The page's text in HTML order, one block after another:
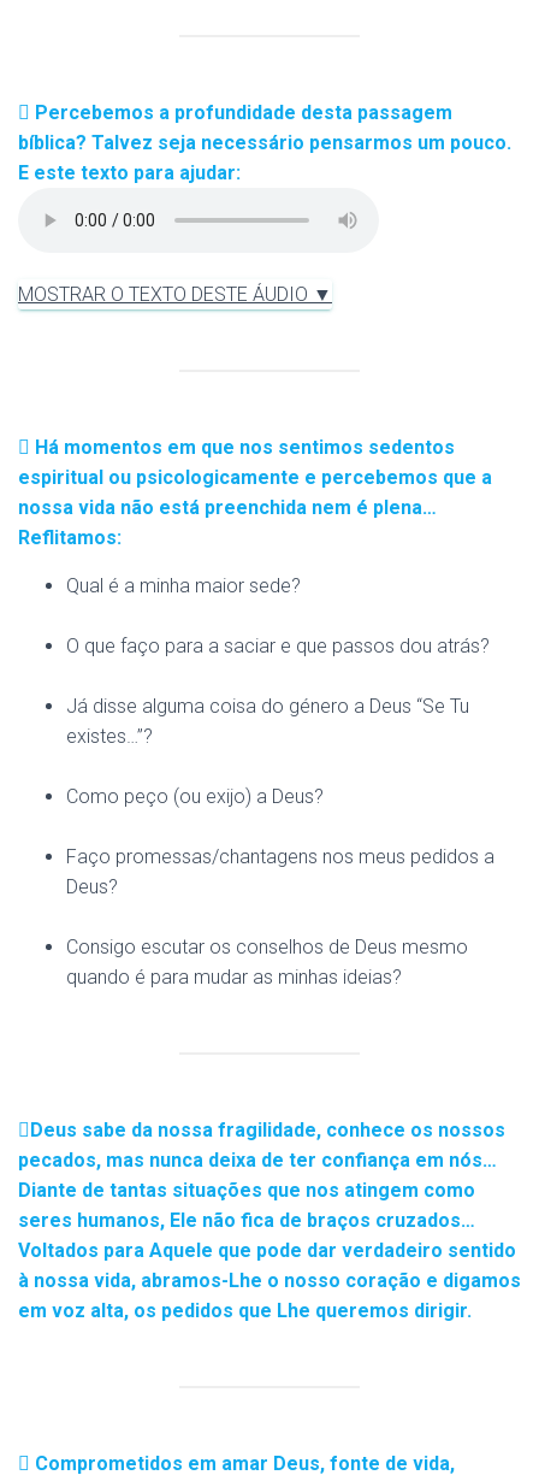
Percebemos a profundidade desta passagem
bíblica? Talvez seja necessário pensarmos um pouco.
E este texto para ajudar:
MOSTRAR O TEXTO DESTE ÁUDIO ▼
Há momentos em que nos sentimos sedentos
espiritual ou psicologicamente e percebemos que a
nossa vida não está preenchida nem é plena…
Reflitamos:
Qual é a minha maior sede?
O que faço para a saciar e que passos dou atrás?
Já disse alguma coisa do género a Deus “Se Tu
existes…”?
Como peço (ou exijo) a Deus?
Faço promessas/chantagens nos meus pedidos a
Deus?
Consigo escutar os conselhos de Deus mesmo
quando é para mudar as minhas ideias?
Deus sabe da nossa fragilidade, conhece os nossos
pecados, mas nunca deixa de ter confiança em nós…
Diante de tantas situações que nos atingem como
seres humanos, Ele não fica de braços cruzados…
Voltados para Aquele que pode dar verdadeiro sentido
à nossa vida, abramos-Lhe o nosso coração e digamos
em voz alta, os pedidos que Lhe queremos dirigir.
Comprometidos em amar Deus, fonte de vida,